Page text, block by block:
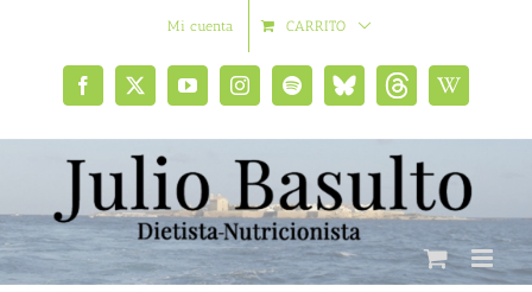
Mi cuenta CARRITO
Facebook
X YouTubeInstagramSpotifyBluesky
social
ThreadsWikipedia